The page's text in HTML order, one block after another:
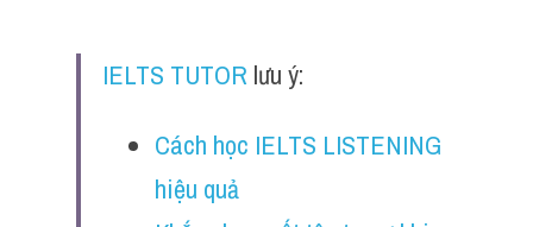
Writing
IELTS TUTOR lưu ý:
Cách học IELTS LISTENING
hiệu quả